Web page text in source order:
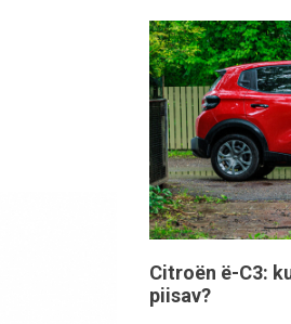
Citroën ë-C3:
piisav?